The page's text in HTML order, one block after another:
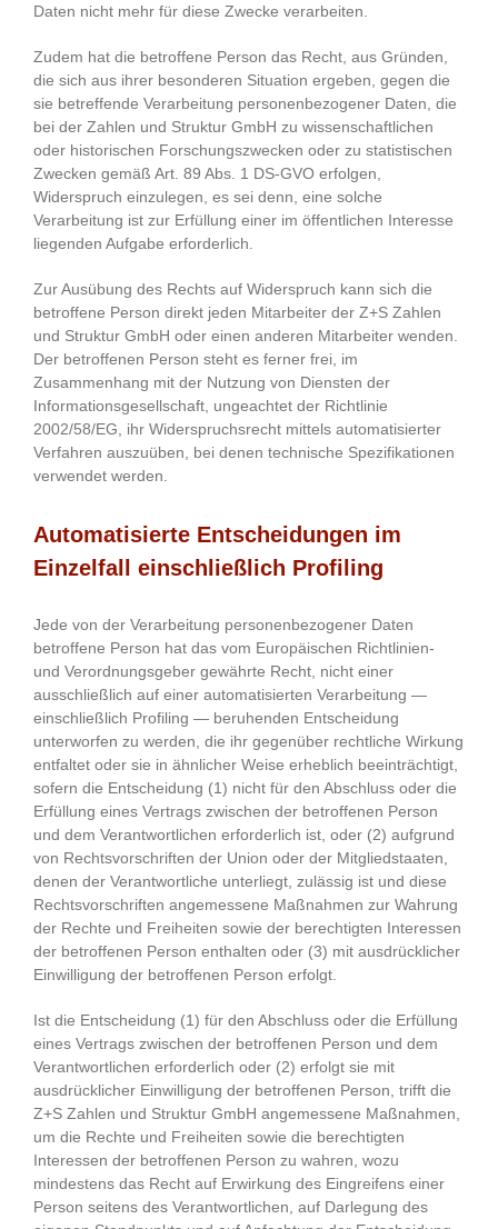
Daten nicht mehr für diese Zwecke verarbeiten.
Zudem hat die betroffene Person das Recht, aus Gründen,
die sich aus ihrer besonderen Situation ergeben, gegen die
sie betreffende Verarbeitung personenbezogener Daten, die
bei der Zahlen und Struktur GmbH zu wissenschaftlichen
oder historischen Forschungszwecken oder zu statistischen
Zwecken gemäß Art. 89 Abs. 1 DS-GVO erfolgen,
Widerspruch einzulegen, es sei denn, eine solche
Verarbeitung ist zur Erfüllung einer im öffentlichen Interesse
liegenden Aufgabe erforderlich.
Zur Ausübung des Rechts auf Widerspruch kann sich die
betroffene Person direkt jeden Mitarbeiter der Z+S Zahlen
und Struktur GmbH oder einen anderen Mitarbeiter wenden.
Der betroffenen Person steht es ferner frei, im
Zusammenhang mit der Nutzung von Diensten der
Informationsgesellschaft, ungeachtet der Richtlinie
2002/58/EG, ihr Widerspruchsrecht mittels automatisierter
Verfahren auszuüben, bei denen technische Spezifikationen
verwendet werden.
Automatisierte Entscheidungen im
Einzelfall einschließlich Profiling
Jede von der Verarbeitung personenbezogener Daten
betroffene Person hat das vom Europäischen Richtlinien-
und Verordnungsgeber gewährte Recht, nicht einer
ausschließlich auf einer automatisierten Verarbeitung —
einschließlich Profiling — beruhenden Entscheidung
unterworfen zu werden, die ihr gegenüber rechtliche Wirkung
entfaltet oder sie in ähnlicher Weise erheblich beeinträchtigt,
sofern die Entscheidung (1) nicht für den Abschluss oder die
Erfüllung eines Vertrags zwischen der betroffenen Person
und dem Verantwortlichen erforderlich ist, oder (2) aufgrund
von Rechtsvorschriften der Union oder der Mitgliedstaaten,
denen der Verantwortliche unterliegt, zulässig ist und diese
Rechtsvorschriften angemessene Maßnahmen zur Wahrung
der Rechte und Freiheiten sowie der berechtigten Interessen
der betroffenen Person enthalten oder (3) mit ausdrücklicher
Einwilligung der betroffenen Person erfolgt.
Ist die Entscheidung (1) für den Abschluss oder die Erfüllung
eines Vertrags zwischen der betroffenen Person und dem
Verantwortlichen erforderlich oder (2) erfolgt sie mit
ausdrücklicher Einwilligung der betroffenen Person, trifft die
Z+S Zahlen und Struktur GmbH angemessene Maßnahmen,
um die Rechte und Freiheiten sowie die berechtigten
Interessen der betroffenen Person zu wahren, wozu
mindestens das Recht auf Erwirkung des Eingreifens einer
Person seitens des Verantwortlichen, auf Darlegung des